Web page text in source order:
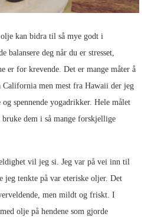
kan bidra til så mye godt i
balansere deg når du er stresset,
er for krevende. Det er mange måter å
men mest fra Hawaii der jeg
spennende yogadrikker. Hele målet
dem i så mange forskjellige
vil jeg si. Jeg var på vei inn til
jeg tenkte på var eteriske oljer. Det
men mildt og friskt. I
olje på hendene som gjorde